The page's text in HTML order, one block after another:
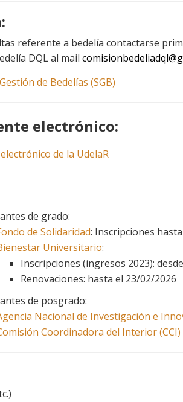
referente a bedelía contactarse
DQL al mail
de Bedelías (SGB)
electrónico:
de la UdelaR
de grado:
de Solidaridad: Inscripciones
Universitario:
Inscripciones (ingresos 2023):
Renovaciones: hasta el 23/02/2026
de posgrado:
Nacional de Investigación e
Coordinadora del Interior (CCI)